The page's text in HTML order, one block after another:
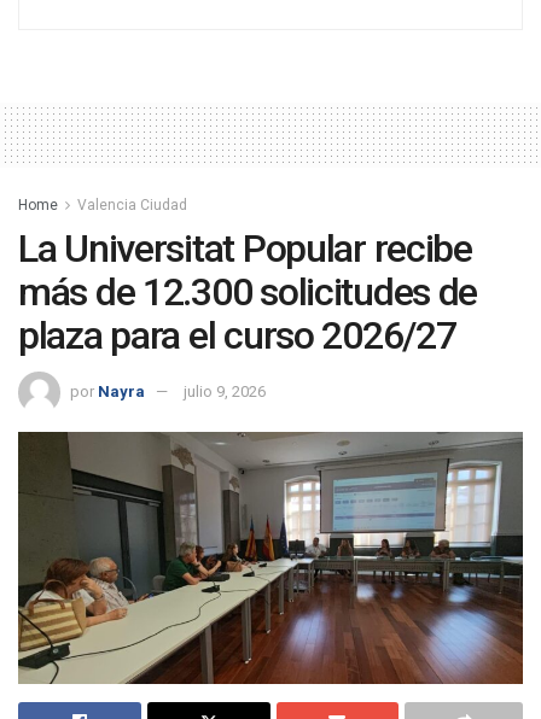
Home Valencia Ciudad
La Universitat Popular recibe
más de 12.300 solicitudes de
plaza para el curso 2026/27
por Nayra julio 9, 2026